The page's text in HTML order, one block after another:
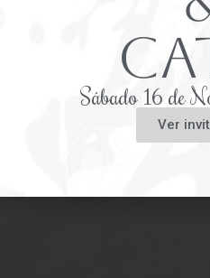
Sábado 16 de
Ver